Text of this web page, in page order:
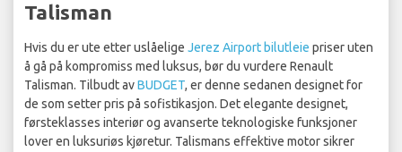
Talisman
Hvis du er ute etter uslåelige Jerez Airport bilutleie priser uten
å gå på kompromiss med luksus, bør du vurdere Renault
Talisman. Tilbudt avBUDGET, er denne sedanen designet for
de som setter pris på sofistikasjon. Det elegante designet,
førsteklasses interiør og avanserte teknologiske funksjoner
lover en luksuriøs kjøretur. Talismans effektive motor sikrer